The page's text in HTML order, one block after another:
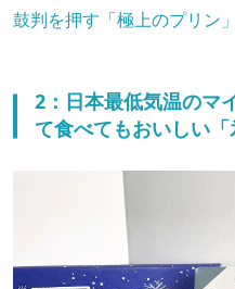
鼓判を押す「極上のプリン
2：日本最低気温のマ
て食べてもおいしい